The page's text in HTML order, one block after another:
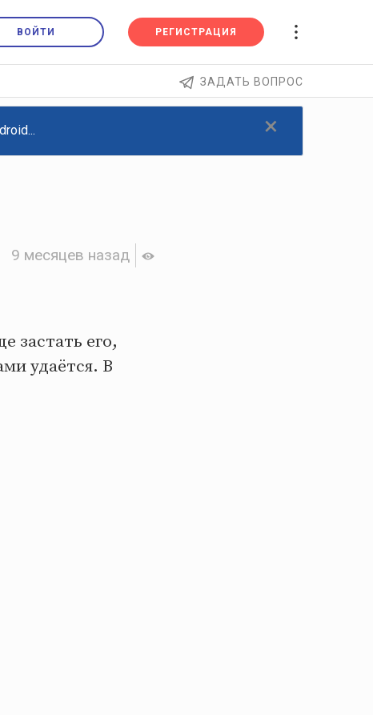
ВОЙТИ РЕГИСТРАЦИЯ
ЗАДАТЬ ВОПРОС
×
9 месяцев назад
застать его,
удаётся. В